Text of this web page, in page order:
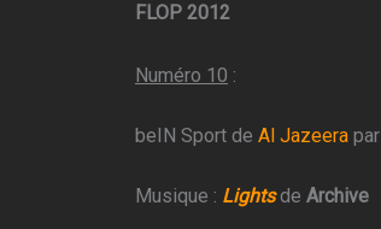
FLOP 2012
Numéro 10 :
beIN Sport de Al Jazeera par
Musique : Lightsde Archive